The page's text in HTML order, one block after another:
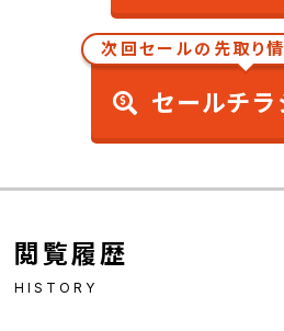
次回セールの先取り情
セールチラ
閲覧履歴
HISTORY